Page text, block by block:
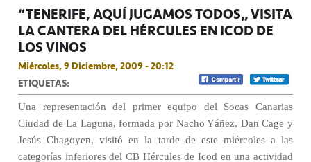
“TENERIFE, AQUÍ JUGAMOS TODOS” VISITA
LA CANTERA DEL HÉRCULES EN ICOD DE
LOS VINOS
Miércoles, 9 Diciembre, 2009 - 20:12
ETIQUETAS:
Una representación del primer equipo del Socas Canarias
Ciudad de La Laguna, formada por Nacho Yáñez, Dan Cage y
Jesús Chagoyen, visitó en la tarde de este miércoles a las
categorías inferiores del CB Hércules de Icod en una actividad